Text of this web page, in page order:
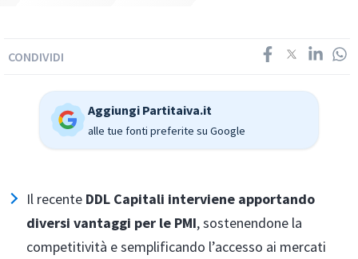
CONDIVIDI
Aggiungi Partitaiva.it
alle tue fonti preferite su Google
Il recente DDL Capitali interviene apportando
diversi vantaggi per le PMI, sostenendone la
competitività e semplificando l’accesso ai mercati